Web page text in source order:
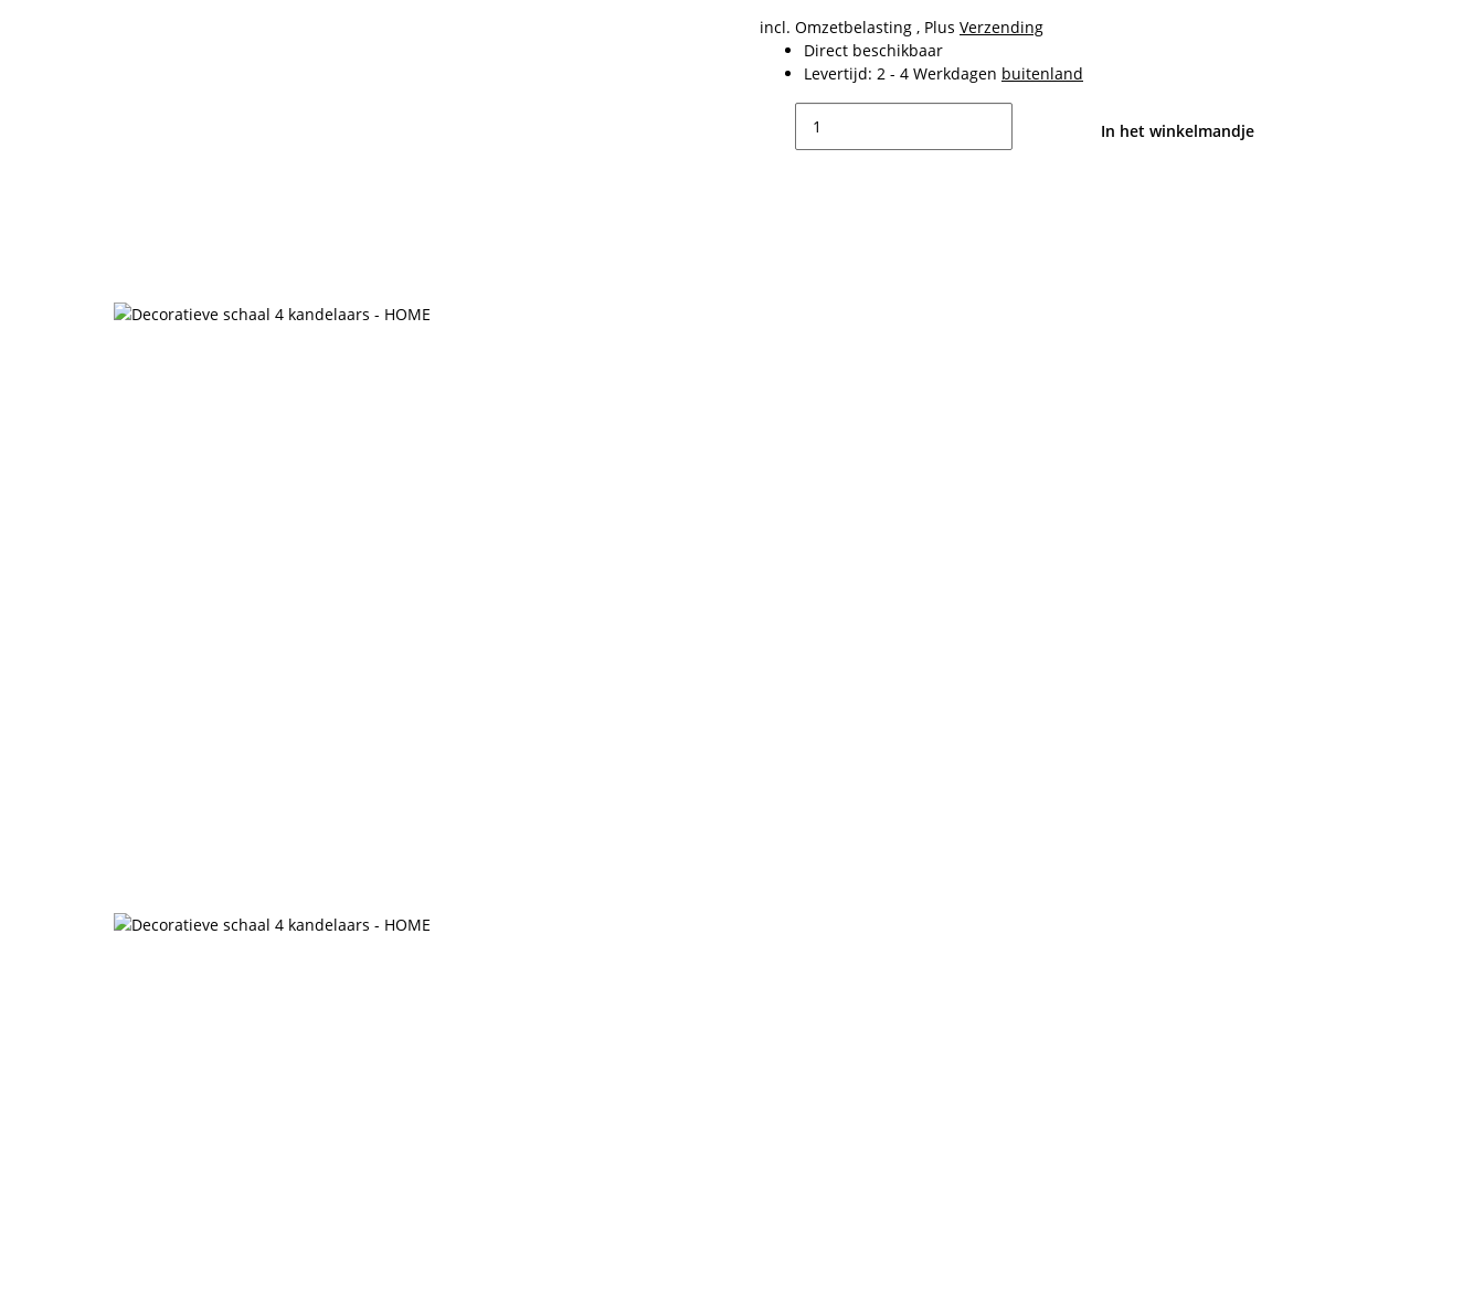
incl. Omzetbelasting , Plus Verzending
Direct beschikbaar
Levertijd: 2 - 4 Werkdagen buitenland
In het winkelmandje